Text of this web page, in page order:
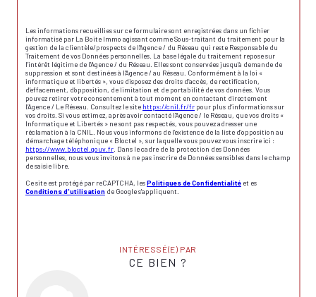
Les informations recueillies sur ce formulaire sont enregistrées dans un fichier
informatisé par La Boite Immo agissant comme Sous-traitant du traitement pour la
gestion de la clientèle/prospects de l'Agence / du Réseau qui reste Responsable du
Traitement de vos Données personnelles. La base légale du traitement repose sur
l'intérêt légitime de l'Agence / du Réseau. Elles sont conservées jusqu'à demande de
suppression et sont destinées à l'Agence / au Réseau. Conformément à la loi «
informatique et libertés », vous disposez des droits d’accès, de rectification,
d’effacement, d’opposition, de limitation et de portabilité de vos données. Vous
pouvez retirer votre consentement à tout moment en contactant directement
l’Agence / Le Réseau. Consultez le site https://cnil.fr/fr pour plus d’informations sur
vos droits. Si vous estimez, après avoir contacté l'Agence / le Réseau, que vos droits «
Informatique et Libertés » ne sont pas respectés, vous pouvez adresser une
réclamation à la CNIL. Nous vous informons de l’existence de la liste d'opposition au
démarchage téléphonique « Bloctel », sur laquelle vous pouvez vous inscrire ici :
https://www.bloctel.gouv.fr. Dans le cadre de la protection des Données
personnelles, nous vous invitons à ne pas inscrire de Données sensibles dans le champ
de saisie libre.
Ce site est protégé par reCAPTCHA, lesPolitiques de Confidentialité et es
Conditions d'utilisation de Google s'appliquent.
INTÉRESSÉ(E) PAR
CE BIEN ?